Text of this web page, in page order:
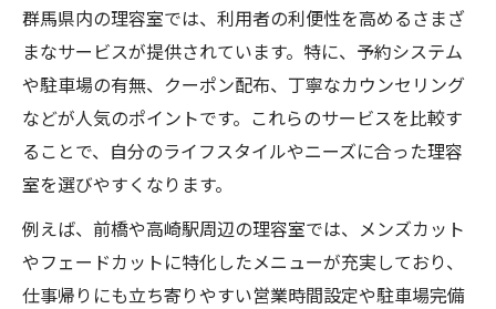
群馬県内の理容室では、利用者の利便性を高めるさまざ
まなサービスが提供されています。特に、予約システム
や駐車場の有無、クーポン配布、丁寧なカウンセリング
などが人気のポイントです。これらのサービスを比較す
ることで、自分のライフスタイルやニーズに合った理容
室を選びやすくなります。
例えば、前橋や高崎駅周辺の理容室では、メンズカット
やフェードカットに特化したメニューが充実しており、
仕事帰りにも立ち寄りやすい営業時間設定や駐車場完備